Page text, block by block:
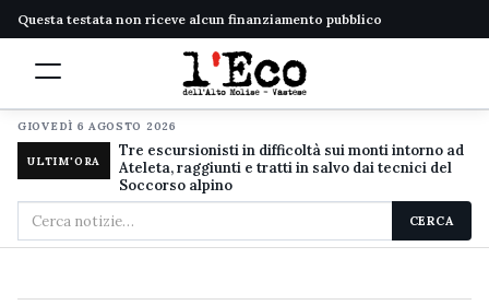
Questa testata non riceve alcun finanziamento pubblico
GIOVEDÌ 6 AGOSTO 2026
ULTIM'ORA
Tre escursionisti in difficoltà sui monti intorno ad
Ateleta, raggiunti e tratti in salvo dai tecnici del
Soccorso alpino
Cerca
nel
CERCA